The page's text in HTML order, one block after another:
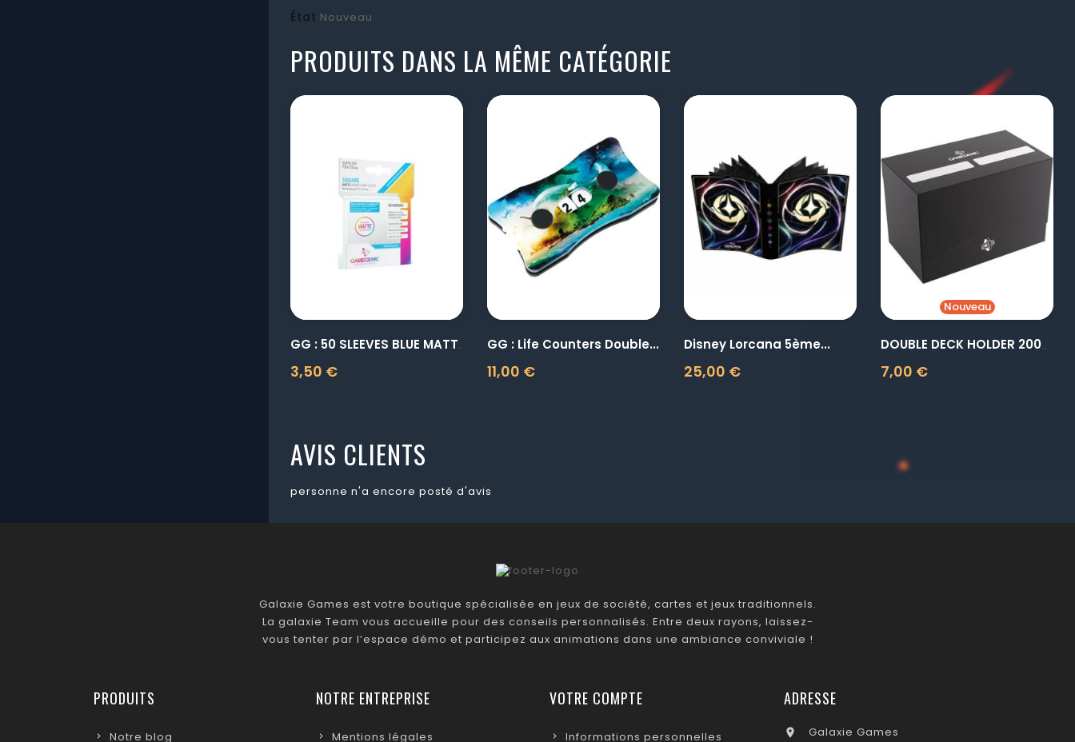
État Nouveau
PRODUITS DANS LA MÊME CATÉGORIE
visibility
GG : 50 SLEEVES BLUE MATTE...
3,50 €
Prix
visibility
GG : Life Counters Double...
11,00 €
Prix
visibility
Disney Lorcana 5ème...
25,00 €
Prix
Nouveau
DOUBLE DECK HOLDER 200+ XL...
7,00 €
Prix
AVIS CLIENTS
personne n'a encore posté d'avis
Galaxie Games est votre boutique spécialisée en jeux de société, cartes et jeux traditionnels.
La galaxie Team vous accueille pour des conseils personnalisés. Entre deux rayons, laissez-
vous tenter par l’espace démo et participez aux animations dans une ambiance conviviale !
PRODUITS
Notre blog
NOTRE ENTREPRISE
Mentions légales
VOTRE COMPTE
Informations personnelles
ADRESSE

Galaxie Games